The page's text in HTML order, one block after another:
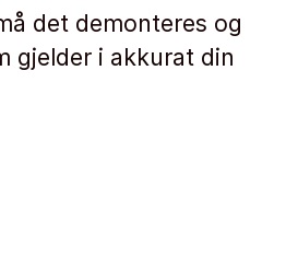
det demonteres og
gjelder i akkurat din